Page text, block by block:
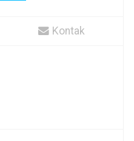
Kontak